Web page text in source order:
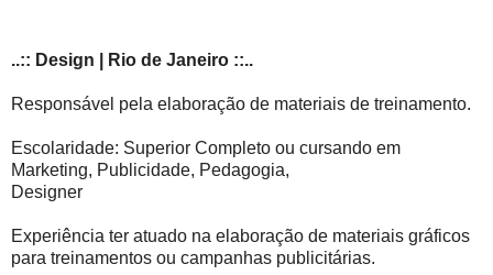
..:: Design | Rio de Janeiro ::..
Responsável pela elaboração de materiais de treinamento.
Escolaridade: Superior Completo ou cursando em
Marketing, Publicidade, Pedagogia,
Designer
Experiência ter atuado na elaboração de materiais gráficos
para treinamentos ou campanhas publicitárias.